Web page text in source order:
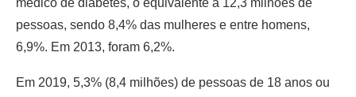
médico de diabetes, o equivalente a 12,3 milhões de
pessoas, sendo 8,4% das mulheres e entre homens,
6,9%. Em 2013, foram 6,2%.
Em 2019, 5,3% (8,4 milhões) de pessoas de 18 anos ou